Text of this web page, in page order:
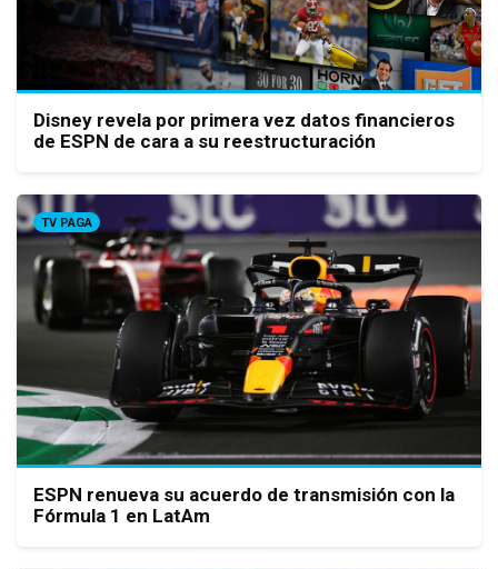
Disney revela por primera vez datos financieros
de ESPN de cara a su reestructuración
TV PAGA
ESPN renueva su acuerdo de transmisión con la
Fórmula 1 en LatAm